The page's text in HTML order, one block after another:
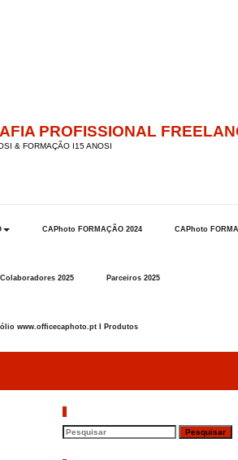
PROFISSIONAL
& FORMAÇÃO I15 ANOSI
CAPhoto FORMAÇÃO 2024 CAPhoto
Colaboradores 2025 Parceiros 2025
www.officecaphoto.pt I Produtos